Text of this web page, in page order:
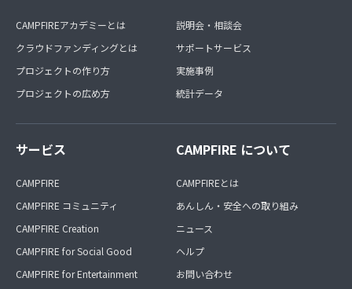
CAMPFIREアカデミーとは
クラウドファンディングとは
プロジェクトの作り方
プロジェクトの広め方
説明会・相談会
サポートサービス
実施事例
統計データ
サービス
CAMPFIRE
CAMPFIRE コミュニティ
CAMPFIRE Creation
CAMPFIRE for Social Good
CAMPFIRE for Entertainment
CAMPFIRE について
CAMPFIREとは
あんしん・安全への取り組み
ニュース
ヘルプ
お問い合わせ